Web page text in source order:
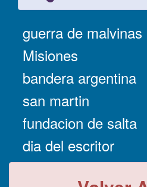
guerra de malvinas
Misiones
bandera argentina
san martin
fundacion de salta
dia del escritor